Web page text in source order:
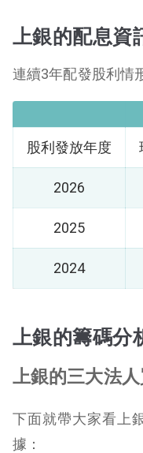
上銀的配息資
連續3年配發股利情
股利發放年度
2026
2025
2024
上銀的籌碼分
上銀的三大法
下面就帶大家看上
據：